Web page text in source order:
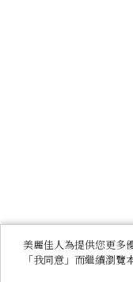
美麗佳人為提供您更多
「我同意」而繼續瀏